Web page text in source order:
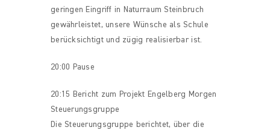
geringen Eingriff in Naturraum Steinbruch
gewährleistet, unsere Wünsche als Schule
berücksichtigt und zügig realisierbar ist.
20:00 Pause
20:15 Bericht zum Projekt Engelberg Morgen
Steuerungsgruppe
Die Steuerungsgruppe berichtet, über die